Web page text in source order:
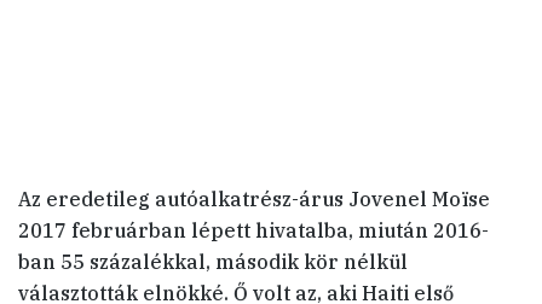
Az eredetileg autóalkatrész-árus Jovenel Moïse
2017 februárban lépett hivatalba, miután 2016-
ban 55 százalékkal, második kör nélkül
választották elnökké. Ő volt az, aki Haiti első